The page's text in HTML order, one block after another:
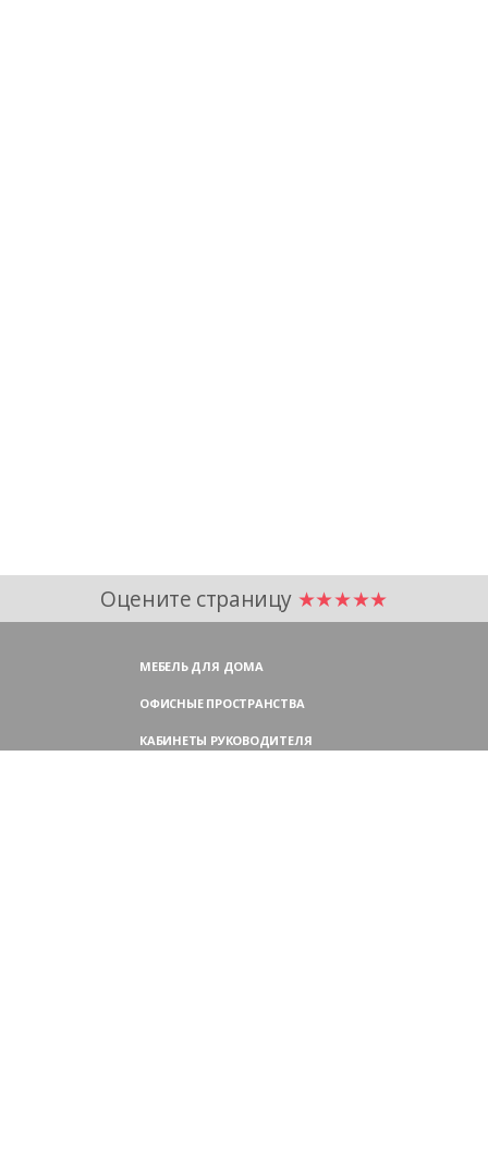
Оцените страницу ★★★★★
МЕБЕЛЬ ДЛЯ ДОМА
ОФИСНЫЕ ПРОСТРАНСТВА
КАБИНЕТЫ РУКОВОДИТЕЛЯ